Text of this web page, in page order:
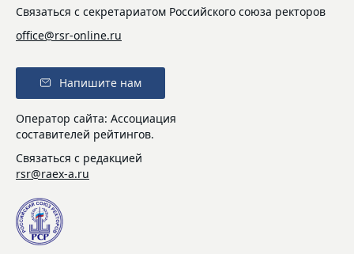
Связаться с секретариатом Российского союза ректоров
office@rsr-online.ru
Напишите нам
Оператор сайта: Ассоциация
составителей рейтингов.
Связаться с редакцией
rsr@raex-a.ru